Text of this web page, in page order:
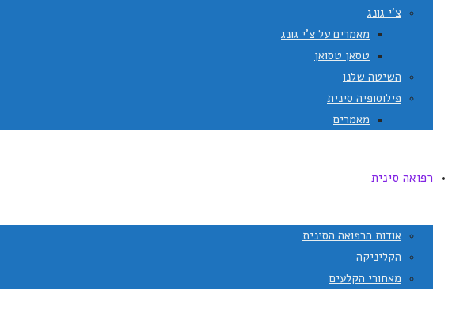
צ'י גונג
מאמרים על צ'י גונג
טסאן טסואן
השיטה שלנו
פילוסופיה סינית
מאמרים
רפואה סינית
אודות הרפואה הסינית
הקליניקה
מאחורי הקלעים